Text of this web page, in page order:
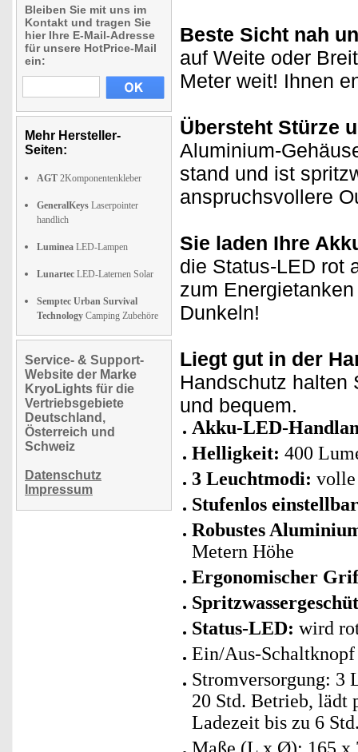
Bleiben Sie mit uns im
Kontakt und tragen Sie
hier Ihre E-Mail-Adresse
für unsere HotPrice-Mail
ein:
Mehr Hersteller-
Seiten:
AGT 2Komponentenkleber
GeneralKeys Laserpointer
handlich
Luminea LED-Lampen
Lunartec LED-Laternen Solar
Semptec Urban Survival
Technology Camping Zubehöre
Service- & Support-
Website der Marke
KryoLights für die
Vertriebsgebiete
Deutschland,
Österreich und
Schweiz
Datenschutz
Impressum
Beste Sicht nah
auf Weite oder
Meter weit! Ihnen
Übersteht Stürze
Aluminium-
stand und ist
anspruchsvollere
Sie laden Ihre
die Status-LED rot
zum
Dunkeln!
Liegt gut in der
Handschutz halten
und bequem.
Akku-LED-
Helligkeit: 400
3 Leuchtmodi:
Stufenlos
Robustes
Metern Höhe
Ergonomischer
Status-LED: wird
Ein/Aus-
Stromversorgung: 3
20 Std. Betrieb, lädt
Ladezeit bis zu 6